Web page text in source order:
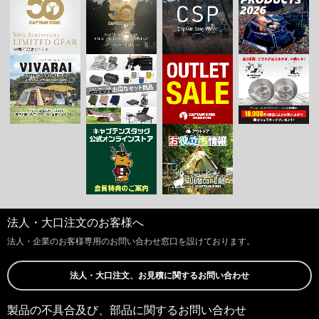
法人・大口注文のお客様へ
法人・企業のお客様専用のお問い合わせ窓口を設けております。
法人・大口注文、お見積に関するお問い合わせ
製品の不具合及び、部品に関するお問い合わせ